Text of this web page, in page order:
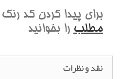
براي پيدا کردن کد
مطلب را بخوانيد
نقد و نظرات